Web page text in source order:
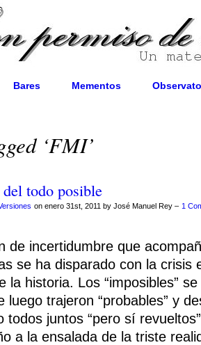
Bares Mementos
‘FMI’
todo posible
on enero 31st, 2011 by José Manuel Rey – 1
de incertidumbre que
se ha disparado con la crisis
la historia. Los “imposibles”
luego trajeron “probables” y
todos juntos “pero sí
a la ensalada de la triste